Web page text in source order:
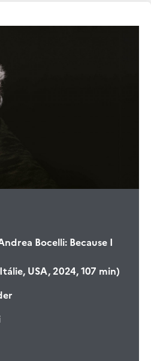
Bocelli: Because I
USA, 2024, 107 min)